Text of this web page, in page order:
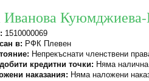
Куюмджиева-
1510000069
в: РФК Плевен
Непрекъснати членствени
кредитни точки: Няма
наказания: Няма наложени